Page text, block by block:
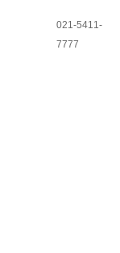
021-5411-
7777